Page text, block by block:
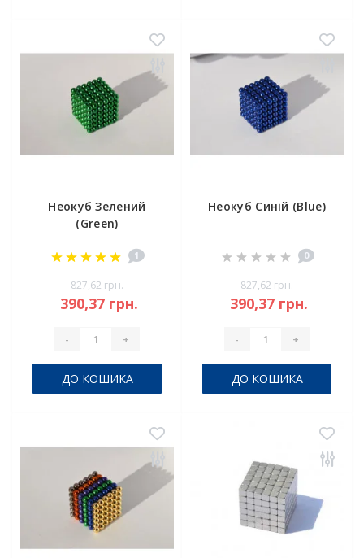
Неокуб Зелений
(Green)
1
827,62 грн.
390,37 грн.
- +
ДО КОШИКА
Неокуб Синій (Blue)
0
827,62 грн.
390,37 грн.
- +
ДО КОШИКА